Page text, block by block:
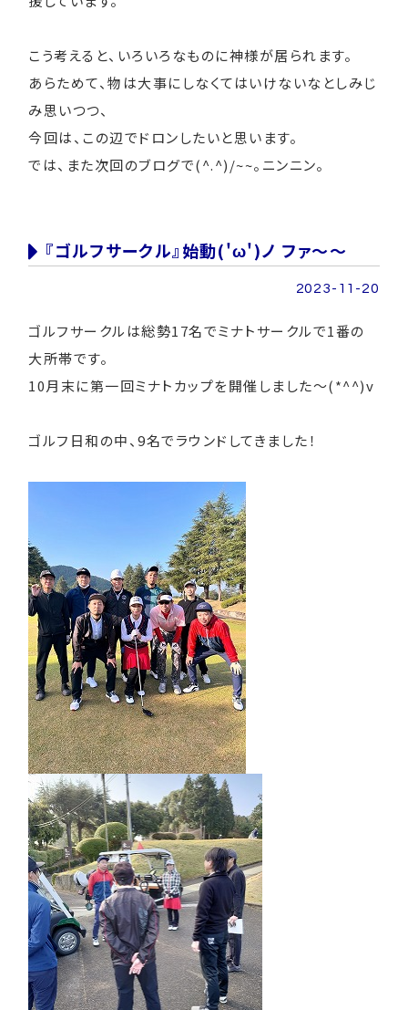
こう考えると、いろいろなものに神様が居られます。
あらためて、物は大事にしなくてはいけないなとしみじ
み思いつつ、
今回は、この辺でドロンしたいと思います。
では、また次回のブログで(^.^)/~~。ニンニン。
『ゴルフサークル』始動('ω')ノ ファ～～
2023-11-20
ゴルフサークルは総勢17名でミナトサークルで1番の
大所帯です。
10月末に第一回ミナトカップを開催しました～(*^^)v
ゴルフ日和の中、9名でラウンドしてきました！